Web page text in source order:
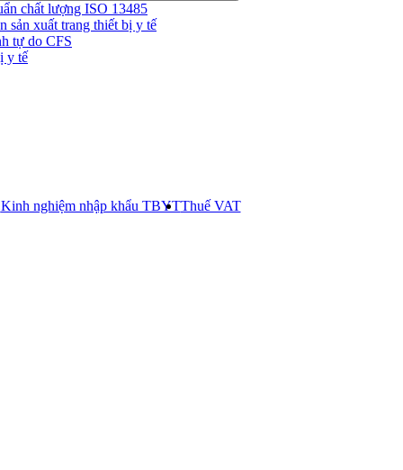
chất lượng ISO 13485
sản xuất trang thiết bị y tế
tự do CFS
y tế
Kinh nghiệm nhập khẩu TBYTThuế VAT